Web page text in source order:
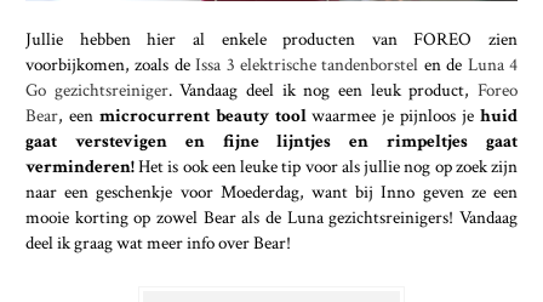
Jullie hebben hier al enkele producten van FOREO zien
voorbijkomen, zoals deIssa 3 elektrische tandenborstel en de Luna 4
Go gezichtsreiniger. Vandaag deel ik nog een leuk product,Foreo
Bear, een microcurrent beauty toolwaarmee je pijnloos jehuid
gaat verstevigen en fijne lijntjes en rimpeltjes gaat
verminderen!Het is ook een leuke tip voor als jullie nog op zoek zijn
naar een geschenkje voor Moederdag, want bij Inno geven ze een
mooie korting op zowel Bear als de Luna gezichtsreinigers! Vandaag
deel ik graag wat meer info over Bear!